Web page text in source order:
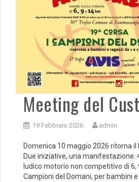
Meeting del
19 Febbraio 2026 admin
Domenica 10 maggio 2026 ritorna
Due iniziative, una manifestazione:
ludico motorio non competitivo di 6,
Campioni del Domani, per bambini